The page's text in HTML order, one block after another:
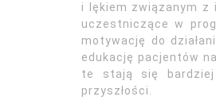
i lękiem związanym z
uczestniczące w
motywację do
edukację pacjentów
te stają się
przyszłości.